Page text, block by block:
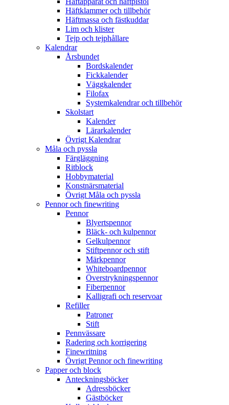
Häftklammer och tillbehör
Häftmassa och fästkuddar
Lim och klister
Tejp och tejphållare
Kalendrar
Årsbundet
Bordskalender
Fickkalender
Väggkalender
Filofax
Systemkalendrar och tillbehör
Skolstart
Kalender
Lärarkalender
Övrigt Kalendrar
Måla och pyssla
Färgläggning
Ritblock
Hobbymaterial
Konstnärsmaterial
Övrigt Måla och pyssla
Pennor och finewriting
Pennor
Blyertspennor
Bläck- och kulpennor
Gelkulpennor
Stiftpennor och stift
Märkpennor
Whiteboardpennor
Överstrykningspennor
Fiberpennor
Kalligrafi och reservoar
Refiller
Patroner
Stift
Pennvässare
Radering och korrigering
Finewritning
Övrigt Pennor och finewriting
Papper och block
Anteckningsböcker
Adressböcker
Gästböcker